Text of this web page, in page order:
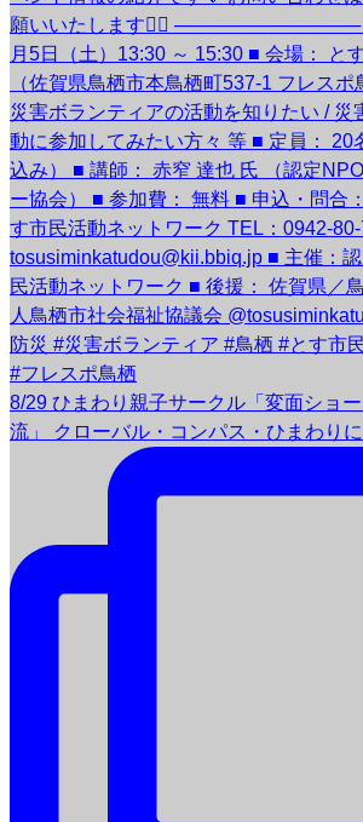
8/29 ひまわり親子サークル「変面ショ
流」 クローバル・コンパス・ひまわり